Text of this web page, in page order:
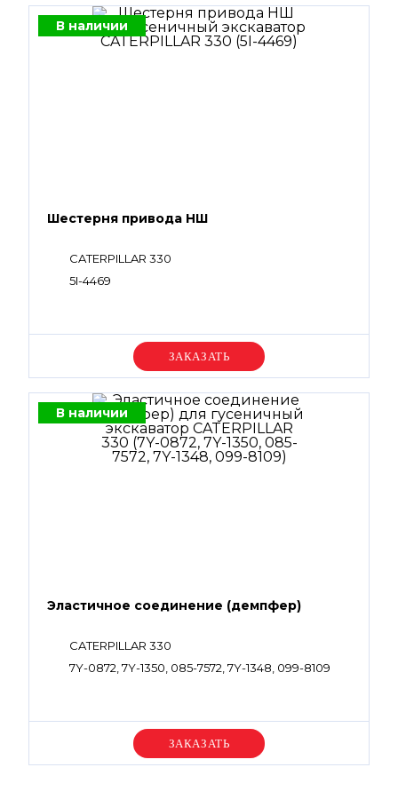
В наличии
Шестерня привода НШ
CATERPILLAR 330
5I-4469
Уточняйте цену
В наличии
Эластичное соединение (демпфер)
CATERPILLAR 330
7Y-0872, 7Y-1350, 085-7572, 7Y-1348, 099-8109
Уточняйте цену